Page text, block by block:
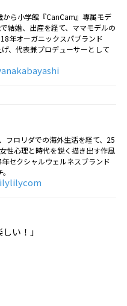
ら小学館『CanCam』専属モデ
結婚、出産を経て、ママモデルの
年オーガニックスパブランド
げ、代表兼プロデューサーとして
フロリダでの海外生活を経て、25
性心理と時代を鋭く描き出す作風
セクシャルウェルネスブランド
い！」